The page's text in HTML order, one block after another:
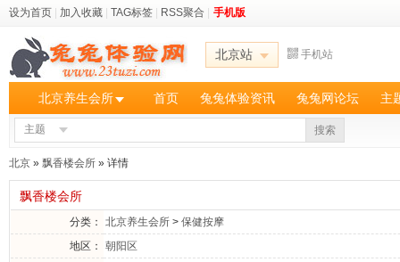
设为首页 加入收藏 TAG标签 RSS聚合 手机版
北京站 手机站
北京养生会所 首页 兔兔体验资讯 兔兔网论坛 主
主题 搜索
北京 » 飘香楼会所 » 详情
飘香楼会所
分类： 北京养生会所 > 保健按摩
地区：
朝阳区